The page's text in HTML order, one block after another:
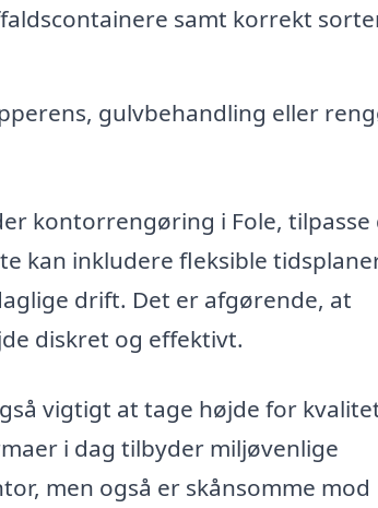
samt korrekt
gulvbehandling eller
kontorrengøring i Fole, tilpasse
kan inkludere fleksible
drift. Det er afgørende, at
diskret og effektivt.
vigtigt at tage højde for
i dag tilbyder miljøvenlige
men også er skånsomme mod